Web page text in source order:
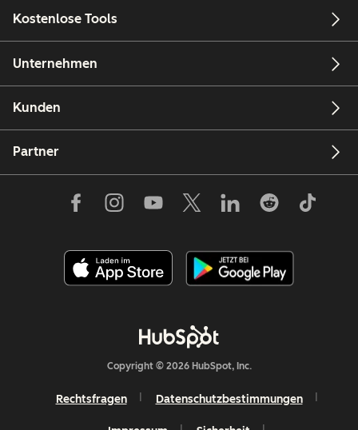
Kostenlose Tools
Unternehmen
Kunden
Partner
Copyright © 2026 HubSpot, Inc.
Rechtsfragen Datenschutzbestimmungen